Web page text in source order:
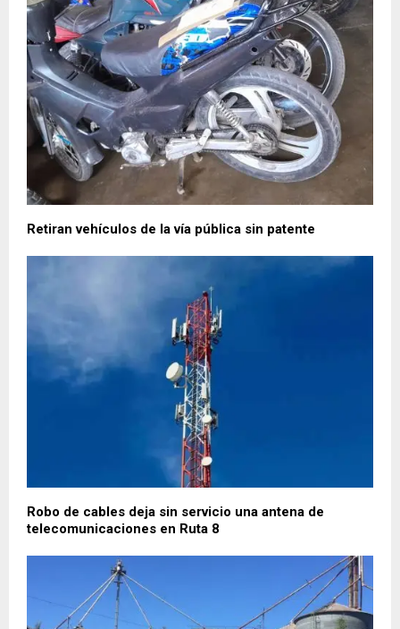
Retiran vehículos de la vía pública sin patente
Robo de cables deja sin servicio una antena de
telecomunicaciones en Ruta 8